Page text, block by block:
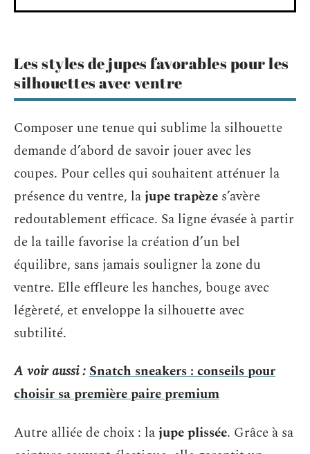
Les styles de jupes favorables pour les
silhouettes avec ventre
Composer une tenue qui sublime la silhouette
demande d’abord de savoir jouer avec les
coupes. Pour celles qui souhaitent atténuer la
présence du ventre, lajupe trapèze s’avère
redoutablement efficace. Sa ligne évasée à partir
de la taille favorise la création d’un bel
équilibre, sans jamais souligner la zone du
ventre. Elle effleure les hanches, bouge avec
légèreté, et enveloppe la silhouette avec
subtilité.
A voir aussi :Snatch sneakers : conseils pour
choisir sa première paire premium
Autre alliée de choix : lajupe plissée. Grâce à sa